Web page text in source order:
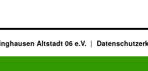
Altstadt 06 e.V.